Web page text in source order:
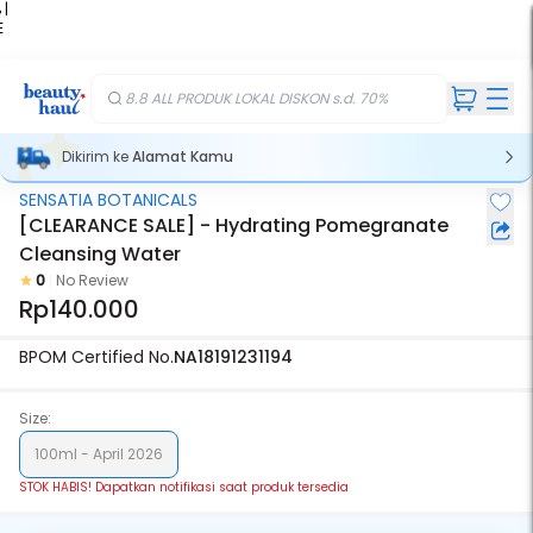
|
8.8 ALL PRODUK LOKAL DISKON s.d. 70%
Dikirim keAlamat Kamu
Stok Habis
SENSATIA BOTANICALS
[CLEARANCE SALE] - Hydrating Pomegranate
Cleansing Water
0 No Review
Rp140.000
BPOM Certified No.NA18191231194
Size:
100ml - April 2026
STOK HABIS! Dapatkan notifikasi saat produk tersedia